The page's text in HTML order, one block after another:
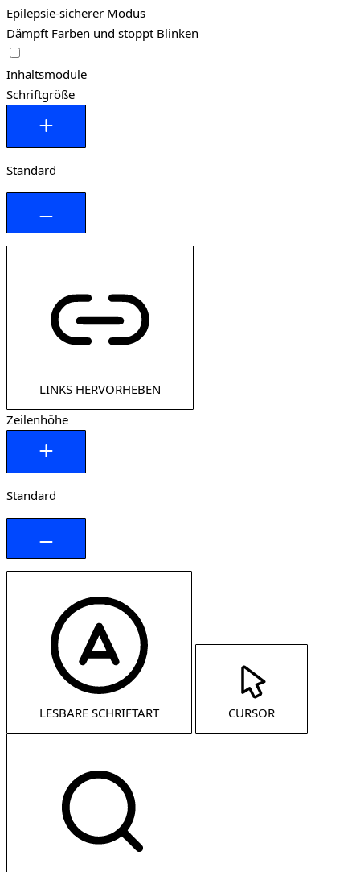
Epilepsie-sicherer Modus
Dämpft Farben und stoppt Blinken
Inhaltsmodule
Schriftgröße
Standard
LINKS HERVORHEBEN
Zeilenhöhe
Standard
LESBARE SCHRIFTART CURSOR